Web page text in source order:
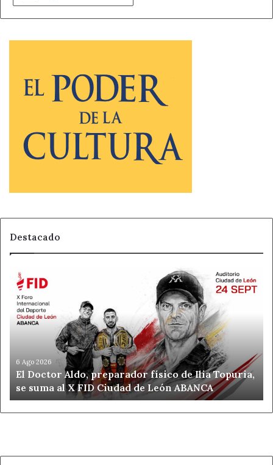
Destacado
Doctor
Aldo,
preparador
físico
Topuria,
se
suma
al
X
6 Ago 2026
El Doctor Aldo, preparador físico de Ilia Topuria,
se suma al X FID Ciudad de León ABANCA